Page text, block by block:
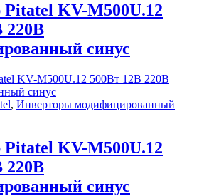
KV-M500U.12
220В
синус
, Инверторы модифицированный
KV-M500U.12
220В
синус